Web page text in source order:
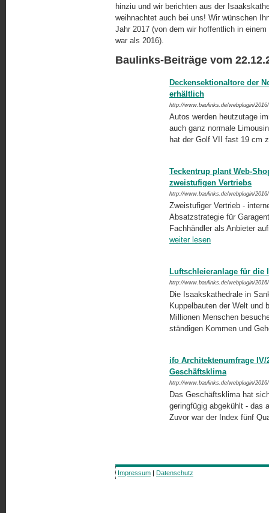
hinziu und wir berichten aus der
weihnachtet auch bei uns! Wir wünschen
Jahr 2017 (von dem wir hoffentlich in
war als 2016).
Baulinks-Beiträge vom
Deckensektionaltore der
erhältlich
http://www.baulinks.de/webplugin/
Autos werden heutzutage
auch ganz normale
hat der Golf VII fast 19 cm
Teckentrup plant Web-
zweistufigen Vertriebs
http://www.baulinks.de/webplugin/
Zweistufiger Vertrieb -
Absatzstrategie für
Fachhändler als Anbieter
weiter lesen
Luftschleieranlage für die
http://www.baulinks.de/webplugin/
Die Isaakskathedrale in
Kuppelbauten der Welt und
Millionen Menschen
ständigen Kommen und
ifo Architektenumfrage
Geschäftsklima
http://www.baulinks.de/webplugin/
Das Geschäftsklima hat
geringfügig abgekühlt - das
Zuvor war der Index fünf
Impressum | Datenschutz